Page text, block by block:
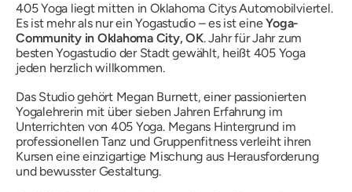
405 Yoga liegt mitten in Oklahoma Citys Automobilviertel.
Es ist mehr als nur ein Yogastudio – es ist eineYoga-
Community in Oklahoma City, OK. Jahr für Jahr zum
besten Yogastudio der Stadt gewählt, heißt 405 Yoga
jeden herzlich willkommen.
Das Studio gehört Megan Burnett, einer passionierten
Yogalehrerin mit über sieben Jahren Erfahrung im
Unterrichten von 405 Yoga. Megans Hintergrund im
professionellen Tanz und Gruppenfitness verleiht ihren
Kursen eine einzigartige Mischung aus Herausforderung
und bewusster Gestaltung.